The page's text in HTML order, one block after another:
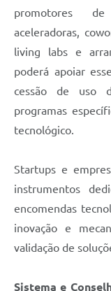
promotores de
aceleradoras,
living labs e
poderá apoiar
cessão de uso
programas
tecnológico.
Startups e
instrumentos
encomendas
inovação e
validação de
Sistema e